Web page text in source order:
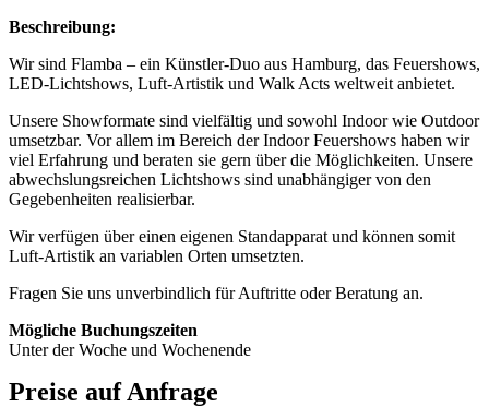
Beschreibung:
Wir sind Flamba – ein Künstler-Duo aus Hamburg, das Feuershows,
LED-Lichtshows, Luft-Artistik und Walk Acts weltweit anbietet.
Unsere Showformate sind vielfältig und sowohl Indoor wie Outdoor
umsetzbar. Vor allem im Bereich der Indoor Feuershows haben wir
viel Erfahrung und beraten sie gern über die Möglichkeiten. Unsere
abwechslungsreichen Lichtshows sind unabhängiger von den
Gegebenheiten realisierbar.
Wir verfügen über einen eigenen Standapparat und können somit
Luft-Artistik an variablen Orten umsetzten.
Fragen Sie uns unverbindlich für Auftritte oder Beratung an.
Mögliche Buchungszeiten
Unter der Woche und Wochenende
Preise auf Anfrage